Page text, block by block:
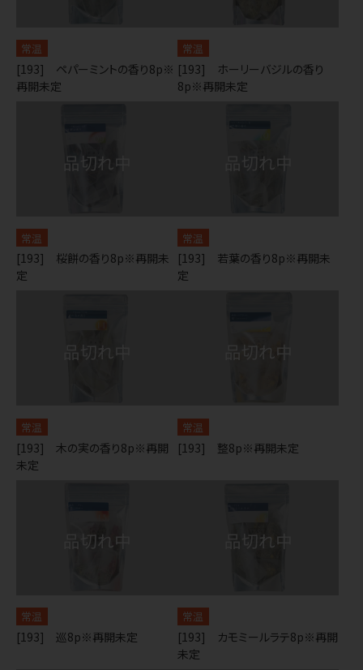
常温
[193] ペパーミントの香り8p※
再開未定
常温
[193] ホーリーバジルの香り
8p※再開未定
常温
[193] 桜餅の香り8p※再開未
定
常温
[193] 若葉の香り8p※再開未
定
常温
[193] 木の実の香り8p※再開
未定
常温
[193] 整8p※再開未定
常温
[193] 巡8p※再開未定
常温
[193] カモミールラテ8p※再開
未定